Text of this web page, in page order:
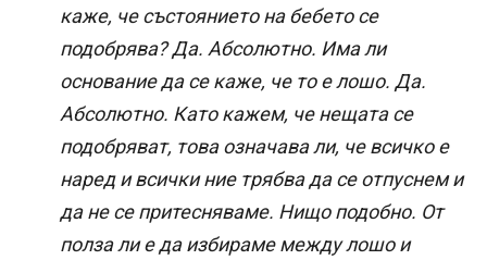
каже, че състоянието на бебето се
подобрява? Да. Абсолютно. Има ли
основание да се каже, че то е лошо. Да.
Абсолютно. Като кажем, че нещата се
подобряват, това означава ли, че всичко е
наред и всички ние трябва да се отпуснем и
да не се притесняваме. Нищо подобно. От
полза ли е да избираме между лошо и